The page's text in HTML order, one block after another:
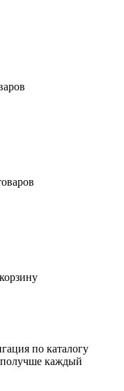
по каталогу
получше каждый